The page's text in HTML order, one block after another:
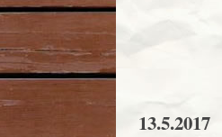
13.5.2017